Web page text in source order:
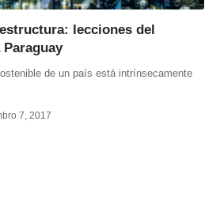
lecciones del
de un país está intrínsecamente
7, 2017